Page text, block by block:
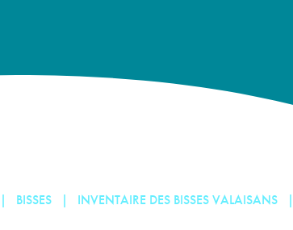
BISSES INVENTAIRE DES BISSES VALAISANS